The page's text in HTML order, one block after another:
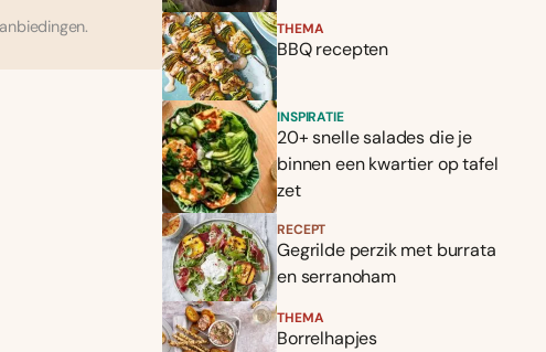
THEMA
BBQ recepten
INSPIRATIE
20+ snelle salades die je
binnen een kwartier op tafel
zet
RECEPT
Gegrilde perzik met burrata
en serranoham
THEMA
Borrelhapjes